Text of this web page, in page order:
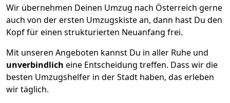
Wir übernehmen Deinen Umzug nach Österreich gerne
auch von der ersten Umzugskiste an, dann hast Du den
Kopf für einen strukturierten Neuanfang frei.
Mit unseren Angeboten kannst Du in aller Ruhe und
unverbindlich eine Entscheidung treffen. Dass wir die
besten Umzugshelfer in der Stadt haben, das erleben
wir täglich.